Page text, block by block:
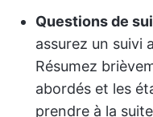
Questions de
assurez un suivi
Résumez
abordés et les
prendre à la